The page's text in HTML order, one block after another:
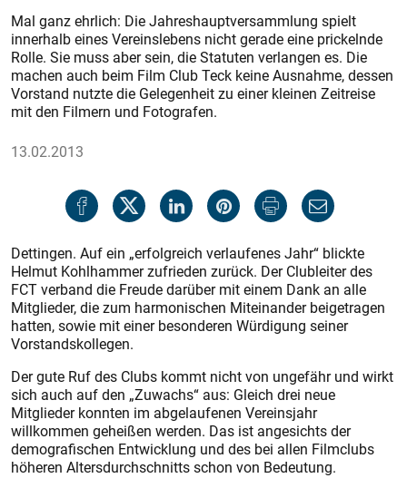
Mal ganz ehrlich: Die Jahreshauptversammlung spielt
innerhalb eines Vereinslebens nicht gerade eine prickelnde
Rolle. Sie muss aber sein, die Statuten verlangen es. Die
machen auch beim Film Club Teck keine Ausnahme, dessen
Vorstand nutzte die Gelegenheit zu einer kleinen Zeitreise
mit den Filmern und Fotografen.
13.02.2013
Dettingen. Auf ein „erfolgreich verlaufenes Jahr“ blickte
Helmut Kohlhammer zufrieden zurück. Der Clubleiter des
FCT verband die Freude darüber mit einem Dank an alle
Mitglieder, die zum harmonischen Miteinander beigetragen
hatten, sowie mit einer besonderen Würdigung seiner
Vorstandskollegen.
Der gute Ruf des Clubs kommt nicht von ungefähr und wirkt
sich auch auf den „Zuwachs“ aus: Gleich drei neue
Mitglieder konnten im abgelaufenen Vereinsjahr
willkommen geheißen werden. Das ist angesichts der
demografischen Entwicklung und des bei allen Filmclubs
höheren Altersdurchschnitts schon von Bedeutung.